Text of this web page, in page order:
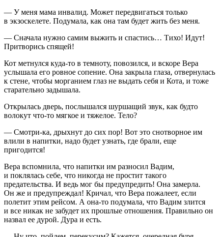
— У меня мама инвалид. Может передвигаться только
в экзоскелете. Подумала, как она там будет жить без меня.
— Сначала нужно самим выжить и спастись… Тихо! Идут!
Притворись спящей!
Кот метнулся куда-то в темноту, повозился, и вскоре Вера
услышала его ровное сопение. Она закрыла глаза, отвернулась
к стене, чтобы морганием глаз не выдать себя и Кота, и тоже
старательно задышала.
Открылась дверь, послышался шуршащий звук, как будто
волокут что-то мягкое и тяжелое. Тело?
— Смотри-ка, дрыхнут до сих пор! Вот это снотворное им
влили в напитки, надо будет узнать, где брали, еще
пригодится!
Вера вспомнила, что напитки им разносил Вадим,
и поклялась себе, что никогда не простит такого
предательства. И ведь мог бы предупредить! Она замерла.
Он же и предупреждал! Кричал, что Вера пожалеет, если
полетит этим рейсом. А она-то подумала, что Вадим злится
и все никак не забудет их прошлые отношения. Правильно он
назвал ее дурой. Дура и есть.